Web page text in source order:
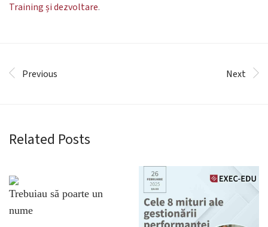
Training și dezvoltare.
Previous Next
Related Posts
Trebuiau să poarte un
nume